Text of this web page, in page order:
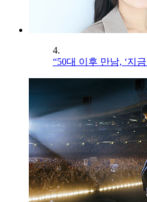
4.
“50대 이후 만남, ‘지